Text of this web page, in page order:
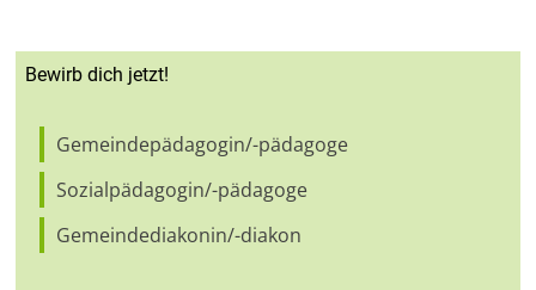
Bewirb dich jetzt!
Gemeindepädagogin/-pädagoge
Sozialpädagogin/-pädagoge
Gemeindediakonin/-diakon